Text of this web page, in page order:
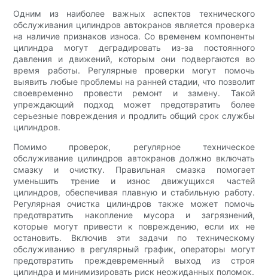
Одним из наиболее важных аспектов технического
обслуживания цилиндров автокранов является проверка
на наличие признаков износа. Со временем компоненты
цилиндра могут деградировать из-за постоянного
давления и движений, которым они подвергаются во
время работы. Регулярные проверки могут помочь
выявить любые проблемы на ранней стадии, что позволит
своевременно провести ремонт и замену. Такой
упреждающий подход может предотвратить более
серьезные повреждения и продлить общий срок службы
цилиндров.
Помимо проверок, регулярное техническое
обслуживание цилиндров автокранов должно включать
смазку и очистку. Правильная смазка помогает
уменьшить трение и износ движущихся частей
цилиндров, обеспечивая плавную и стабильную работу.
Регулярная очистка цилиндров также может помочь
предотвратить накопление мусора и загрязнений,
которые могут привести к повреждению, если их не
остановить. Включив эти задачи по техническому
обслуживанию в регулярный график, операторы могут
предотвратить преждевременный выход из строя
цилиндра и минимизировать риск неожиданных поломок.